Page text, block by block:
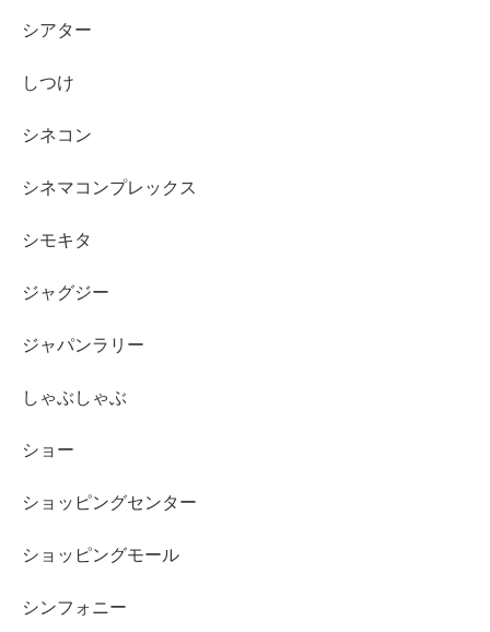
シアター
しつけ
シネコン
シネマコンプレックス
シモキタ
ジャグジー
ジャパンラリー
しゃぶしゃぶ
ショー
ショッピングセンター
ショッピングモール
シンフォニー